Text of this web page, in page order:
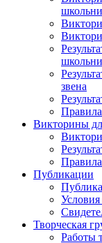
звена
Викторины
Публикации
Творческая
Работы